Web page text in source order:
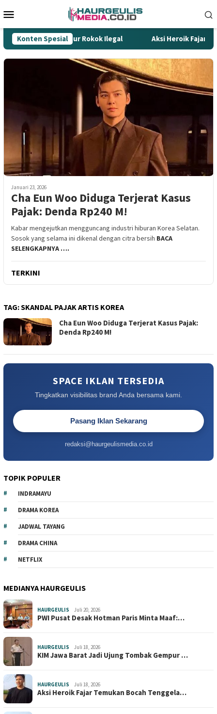
ke
Mobile
Konten Spesial
Tombak Gempur Rokok Ilegal Aksi Heroik Fajar
Januari 23, 2026
Cha Eun Woo Diduga Terjerat Kasus
Pajak: Denda Rp240 M!
Kabar mengejutkan mengguncang industri hiburan Korea Selatan.
Sosok yang selama ini dikenal dengan citra bersih BACA
SELENGKAPNYA ….
TERKINI
TAG:SKANDAL PAJAK ARTIS KOREA
Cha Eun Woo Diduga Terjerat Kasus Pajak:
Denda Rp240 M!
SPACE IKLAN TERSEDIA
Tingkatkan visibilitas brand Anda bersama kami.
Pasang Iklan Sekarang
redaksi@haurgeulismedia.co.id
TOPIK POPULER
INDRAMAYU
DRAMA KOREA
JADWAL TAYANG
DRAMA CHINA
NETFLIX
MEDIANYA HAURGEULIS
HAURGEULIS Juli 20, 2026
PWI Pusat Desak Hotman Paris Minta Maaf:…
HAURGEULIS Juli 18, 2026
KIM Jawa Barat Jadi Ujung Tombak Gempur …
HAURGEULIS Juli 18, 2026
Aksi Heroik Fajar Temukan Bocah Tenggela…